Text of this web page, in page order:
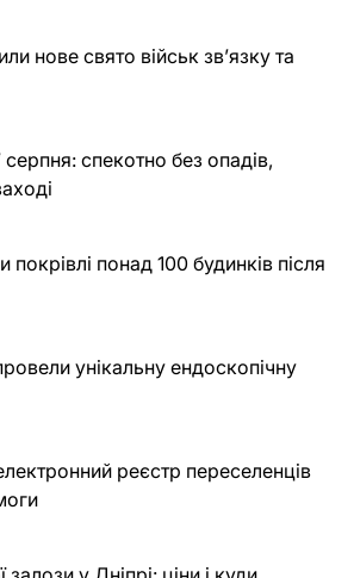
нове свято військ зв’язку та
спекотно без опадів,
покрівлі понад 100 будинків після
унікальну ендоскопічну
реєстр переселенців